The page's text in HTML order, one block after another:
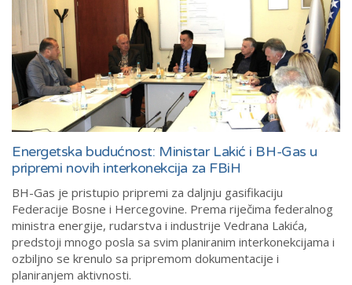
Energetska budućnost: Ministar Lakić i BH-Gas u
pripremi novih interkonekcija za FBiH
BH-Gas je pristupio pripremi za daljnju gasifikaciju
Federacije Bosne i Hercegovine. Prema riječima federalnog
ministra energije, rudarstva i industrije Vedrana Lakića,
predstoji mnogo posla sa svim planiranim interkonekcijama i
ozbiljno se krenulo sa pripremom dokumentacije i
planiranjem aktivnosti.